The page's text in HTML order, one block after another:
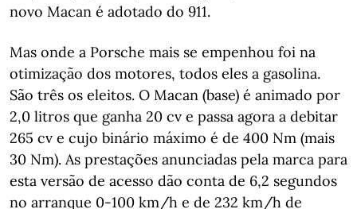
novo Macan é adotado do 911.
Mas onde a Porsche mais se empenhou foi na
otimização dos motores, todos eles a gasolina.
São três os eleitos. O Macan (base) é animado por
2,0 litros que ganha 20 cv e passa agora a debitar
265 cv e cujo binário máximo é de 400 Nm (mais
30 Nm). As prestações anunciadas pela marca para
esta versão de acesso dão conta de 6,2 segundos
no arranque 0-100 km/h e de 232 km/h de